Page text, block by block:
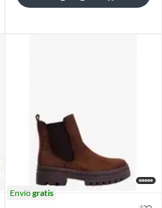
Envíogratis